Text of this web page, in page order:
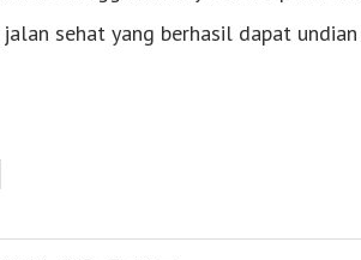
sehat yang berhasil dapat